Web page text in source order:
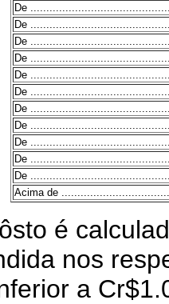
De
De
De
De
De
De
De
De
De
De
De
Acima de
é
nos
a